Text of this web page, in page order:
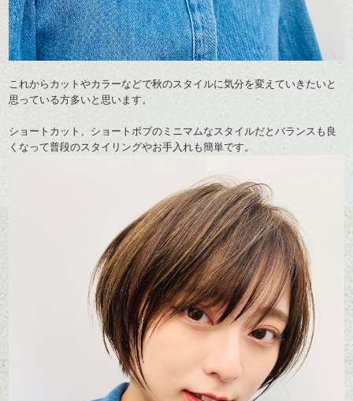
これからカットやカラーなどで秋のスタイルに気分を変えていきたいと
思っている方多いと思います。
ショートカット、ショートボブのミニマムなスタイルだとバランスも良
くなって普段のスタイリングやお手入れも簡単です。